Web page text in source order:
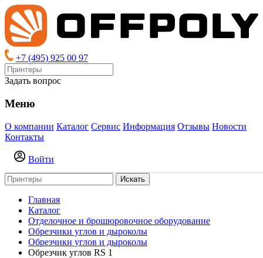
+7 (495) 925 00 97
Задать вопрос
Меню
О компании Каталог Сервис Информация Отзывы Новости
Контакты
Войти
Искать
Главная
Каталог
Отделочное и брошюровочное оборудование
Обрезчики углов и дыроколы
Обрезчики углов и дыроколы
Обрезчик углов RS 1